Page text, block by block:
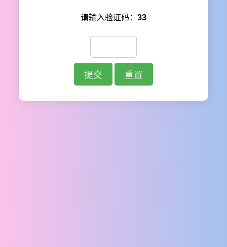
请输入验证码： 33
提交 重置